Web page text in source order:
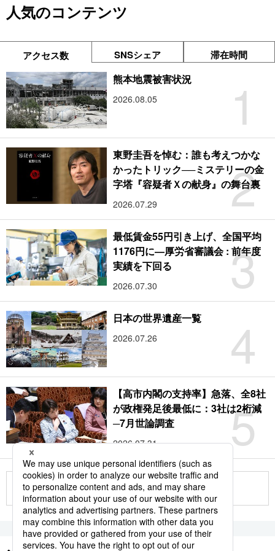
人気のコンテンツ
アクセス数 SNSシェア 滞在時間
1
熊本地震被害状況
2026.08.05
2
東野圭吾を悼む：誰も考えつかな
かったトリック──ミステリーの金
字塔『容疑者Ｘの献身』の舞台裏
2026.07.29
3
最低賃金55円引き上げ、全国平均
1176円に―厚労省審議会 : 前年度
実績を下回る
2026.07.30
4
日本の世界遺産一覧
2026.07.26
5
【高市内閣の支持率】急落、全8社
が政権発足後最低に：3社は2桁減
─7月世論調査
2026.07.31
もっと見る